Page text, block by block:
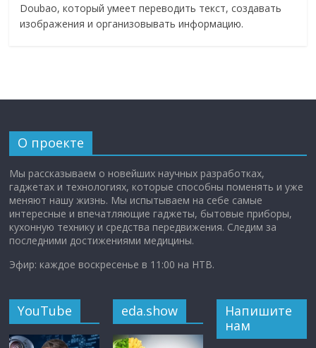
Doubao, который умеет переводить текст, создавать
изображения и организовывать информацию.
О проекте
Мы рассказываем о новейших научных разработках,
гаджетах и технологиях, которые способны поменять и уже
меняют нашу жизнь. Мы испытываем на себе самые
интересные и впечатляющие гаджеты, бытовые приборы,
кухонную технику и средства передвижения. Следим за
последними достижениями медицины.
Эфир: каждое воскресенье в 11:00 на НТВ.
YouTube eda.show
Напишите
нам